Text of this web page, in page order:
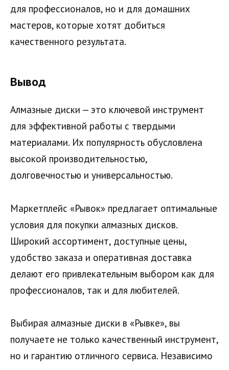
для профессионалов, но и для домашних
мастеров, которые хотят добиться
качественного результата.
Вывод
Алмазные диски — это ключевой инструмент
для эффективной работы с твердыми
материалами. Их популярность обусловлена
высокой производительностью,
долговечностью и универсальностью.
Маркетплейс «Рывок» предлагает оптимальные
условия для покупки алмазных дисков.
Широкий ассортимент, доступные цены,
удобство заказа и оперативная доставка
делают его привлекательным выбором как для
профессионалов, так и для любителей.
Выбирая алмазные диски в «Рывке», вы
получаете не только качественный инструмент,
но и гарантию отличного сервиса. Независимо